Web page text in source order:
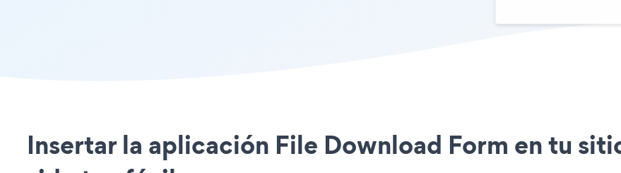
Insertar la aplicación File Download Form en tu